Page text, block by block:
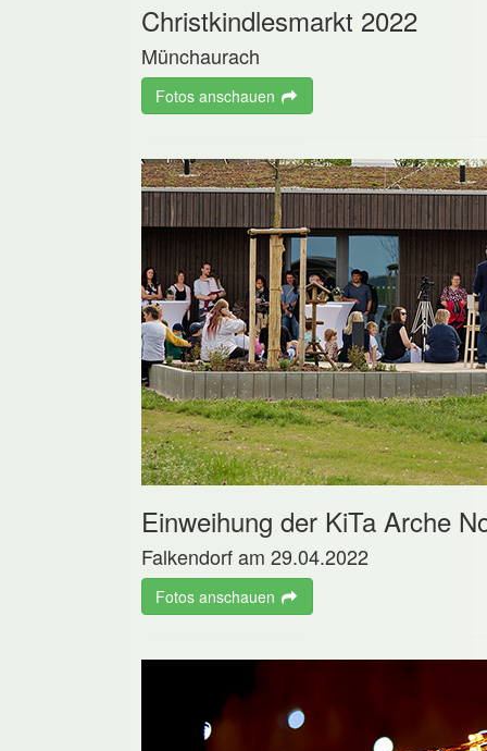
Christkindlesmarkt 2022
Münchaurach
Fotos anschauen
Einweihung der KiTa Arche
Falkendorf am 29.04.2022
Fotos anschauen